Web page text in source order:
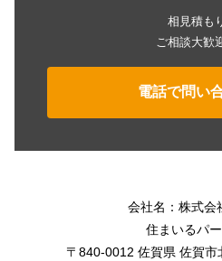
相見積も
ご相談大歓
電話で問い
会社名：株式会
住まいるパ
〒840-0012 佐賀県 佐賀